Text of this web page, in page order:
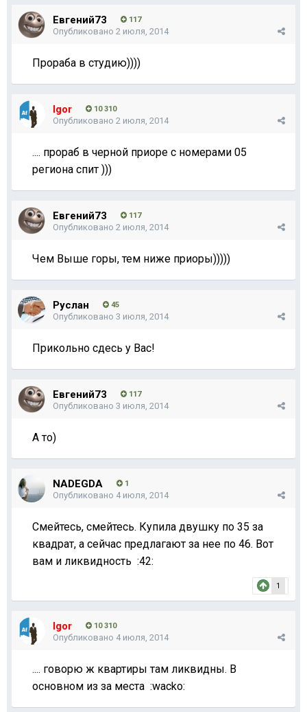
Евгений73 117
Опубликовано 2 июля, 2014
Прораба в студию))))
Igor 10 310
Опубликовано 2 июля, 2014
.... прораб в черной приоре с номерами 05
региона спит )))
Евгений73 117
Опубликовано 2 июля, 2014
Чем Выше горы, тем ниже приоры)))))
Руслан 45
Опубликовано 3 июля, 2014
Прикольно сдесь у Вас!
Евгений73 117
Опубликовано 3 июля, 2014
А то)
NADEGDA 1
Опубликовано 4 июля, 2014
Смейтесь, смейтесь. Купила двушку по 35 за
квадрат, а сейчас предлагают за нее по 46. Вот
вам и ликвидность :42:
1
Igor 10 310
Опубликовано 4 июля, 2014
.... говорю ж квартиры там ликвидны. В
основном из за места :wacko: